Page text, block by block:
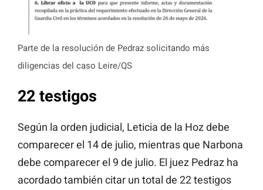
Parte de la resolución de Pedraz solicitando más
diligencias del caso Leire/QS
22 testigos
Según la orden judicial, Leticia de la Hoz debe
comparecer el 14 de julio, mientras que Narbona
debe comparecer el 9 de julio. El juez Pedraz ha
acordado también citar un total de 22 testigos